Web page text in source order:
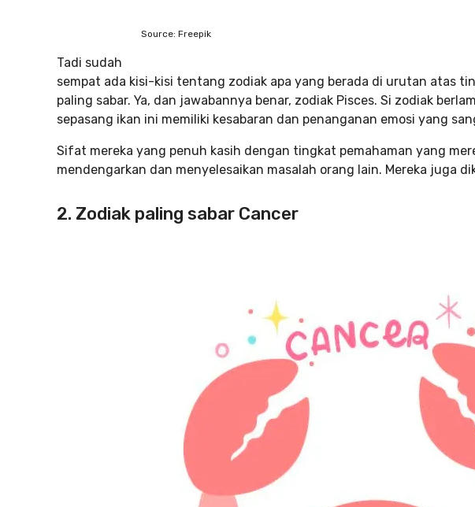
Source: Freepik
Tadi sudah
sempat ada kisi-kisi tentang zodiak apa yang berada di urutan atas
paling sabar. Ya, dan jawabannya benar, zodiak Pisces. Si zodiak
sepasang ikan ini memiliki kesabaran dan penanganan emosi yang
Sifat mereka yang penuh kasih dengan tingkat pemahaman yang
mendengarkan dan menyelesaikan masalah orang lain. Mereka juga
2. Zodiak paling sabar Cancer